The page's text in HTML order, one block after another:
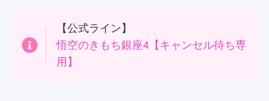
【公式ライン】
悟空のきもち銀座4【キャンセル待ち専
用】